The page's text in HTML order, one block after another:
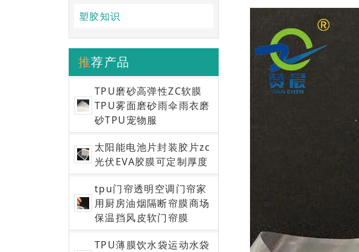
塑胶知识
推荐产品
TPU磨砂高弹性ZC软膜
TPU雾面磨砂雨伞雨衣磨
砂TPU宠物服
太阳能电池片封装胶片zc
光伏EVA胶膜可定制厚度
tpu门帘透明空调门帘家
用厨房油烟隔断帘膜商场
保温挡风皮软门帘膜
TPU薄膜饮水袋运动水袋